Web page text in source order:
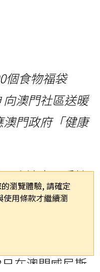
瀏覽體驗, 請確定
用條款才繼續瀏
個食物福袋
向澳門社區送暖
澳門政府「健康
-- 金沙中國秉持
精神，連續五
年度全球志願
福袋製作活
在澳門威尼斯